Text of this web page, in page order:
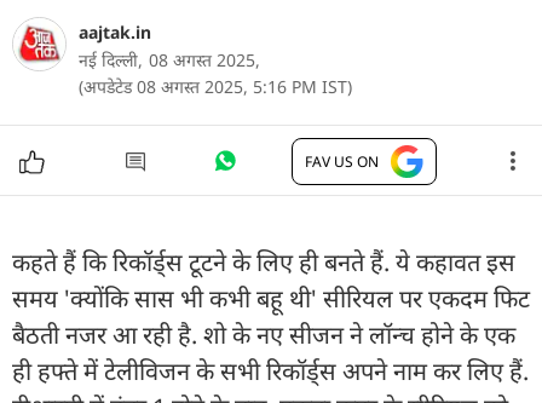
aajtak.in
नई दिल्ली, 08 अगस्त 2025,
(अपडेटेड 08 अगस्त 2025, 5:16 PM IST)
FAV US ON
कहते हैं कि रिकॉर्ड्स टूटने के लिए ही बनते हैं. ये कहावत इस
समय 'क्योंकि सास भी कभी बहू थी' सीरियल पर एकदम फिट
बैठती नजर आ रही है. शो के नए सीजन ने लॉन्च होने के एक
ही हफ्ते में टेलीविजन के सभी रिकॉर्ड्स अपने नाम कर लिए हैं.